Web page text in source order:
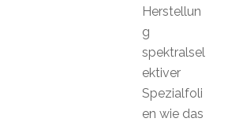
Herstellun
g
spektralsel
ektiver
Spezialfoli
en wie das